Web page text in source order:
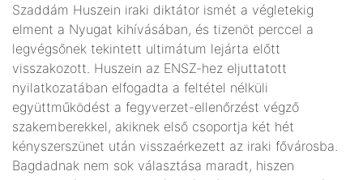
Szaddám Huszein iraki diktátor ismét a végletekig
elment a Nyugat kihívásában, és tizenöt perccel a
legvégsőnek tekintett ultimátum lejárta előtt
visszakozott. Huszein az ENSZ-hez eljuttatott
nyilatkozatában elfogadta a feltétel nélküli
együttműködést a fegyverzet-ellenőrzést végző
szakemberekkel, akiknek első csoportja két hét
kényszerszünet után visszaérkezett az iraki fővárosba.
Bagdadnak nem sok választása maradt, hiszen